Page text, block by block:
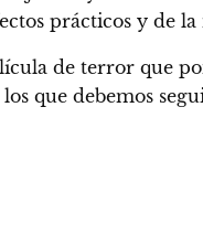
prácticos y de la
de terror que
que debemos